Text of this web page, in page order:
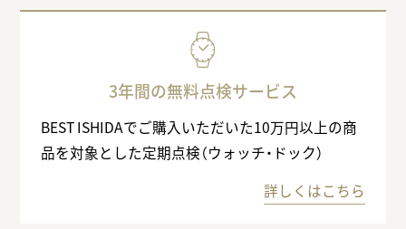
3年間の無料点検サービス
BEST ISHIDAでご購入いただいた10万円以上の商
品を対象とした定期点検（ウォッチ・ドック）
詳しくはこちら